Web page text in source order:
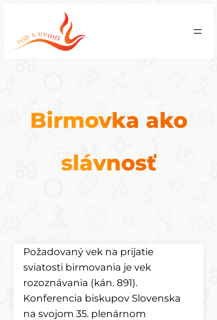
obsah
Birmovka ako
slávnosť
Požadovaný vek na prijatie
sviatosti birmovania je vek
rozoznávania (kán. 891).
Konferencia biskupov Slovenska
na svojom 35. plenárnom